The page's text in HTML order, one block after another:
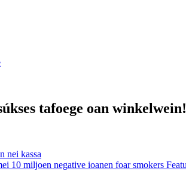
tafoege oan winkelwein!
nei kassa